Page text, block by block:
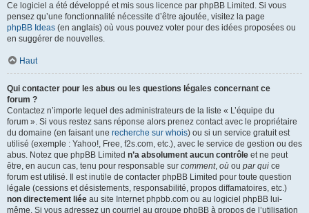
Ce logiciel a été développé et mis sous licence par phpBB Limited. Si vous
pensez qu’une fonctionnalité nécessite d’être ajoutée, visitez la page
phpBB Ideas (en anglais) où vous pouvez voter pour des idées proposées ou
en suggérer de nouvelles.
Haut
Qui contacter pour les abus ou les questions légales concernant ce
forum ?
Contactez n’importe lequel des administrateurs de la liste « L’équipe du
forum ». Si vous restez sans réponse alors prenez contact avec le propriétaire
du domaine (en faisant une recherche sur whois) ou si un service gratuit est
utilisé (exemple : Yahoo!, Free, f2s.com, etc.), avec le service de gestion ou des
abus. Notez que phpBB Limited n’a absolument aucun contrôle et ne peut
être, en aucun cas, tenu pour responsable sur comment, où ou par qui ce
forum est utilisé. Il est inutile de contacter phpBB Limited pour toute question
légale (cessions et désistements, responsabilité, propos diffamatoires, etc.)
non directement liée au site Internet phpbb.com ou au logiciel phpBB lui-
même. Si vous adressez un courriel au groupe phpBB à propos de l’utilisation